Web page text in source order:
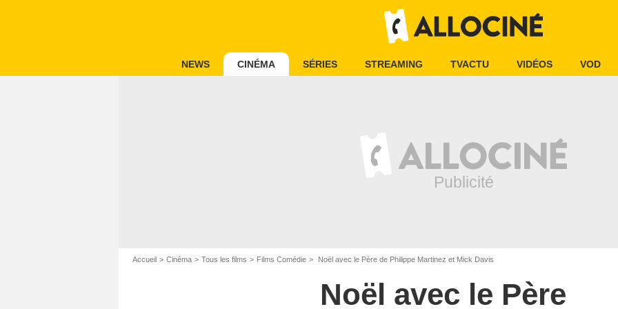
NEWS CINÉMA SÉRIES STREAMING TVACTU VIDÉOS VOD
Accueil Cinéma Tous les films Films Comédie Noël avec le Père de Philippe Martinez et Mick Davis
Noël avec le Père